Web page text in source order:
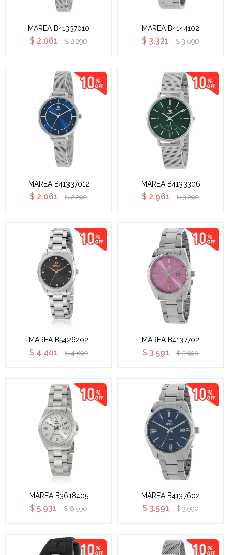
MAREA B41337010
$ 2.061 $ 2.290
MAREA B4144102
$ 3.321 $ 3.690
MAREA B41337012
$ 2.061 $ 2.290
MAREA B4133306
$ 2.961 $ 3.290
MAREA B5426202
$ 4.401 $ 4.890
MAREA B4137702
$ 3.591 $ 3.990
MAREA B3618405
$ 5.931 $ 6.590
MAREA B4137602
$ 3.591 $ 3.990